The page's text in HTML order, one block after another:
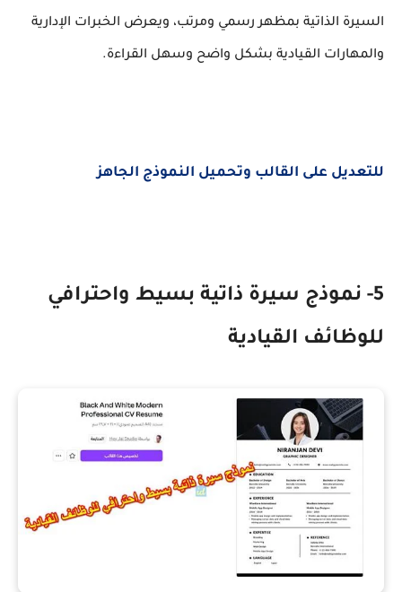
السيرة الذاتية بمظهر رسمي ومرتب، ويعرض الخبرات الإدارية
والمهارات القيادية بشكل واضح وسهل القراءة.
للتعديل على القالب وتحميل النموذج الجاهز
5- نموذج سيرة ذاتية بسيط واحترافي
للوظائف القيادية